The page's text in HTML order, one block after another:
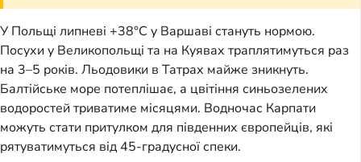
У Польщі липневі +38°C у Варшаві стануть нормою.
Посухи у Великопольщі та на Куявах траплятимуться раз
на 3–5 років. Льодовики в Татрах майже зникнуть.
Балтійське море потеплішає, а цвітіння синьозелених
водоростей триватиме місяцями. Водночас Карпати
можуть стати притулком для південних європейців, які
рятуватимуться від 45-градусної спеки.